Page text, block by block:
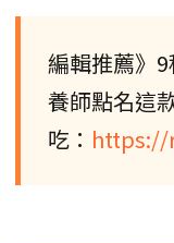
編輯推薦》
養師點名這
吃： https://